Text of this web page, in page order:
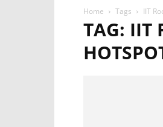
Home Tags IIT
TAG: IIT